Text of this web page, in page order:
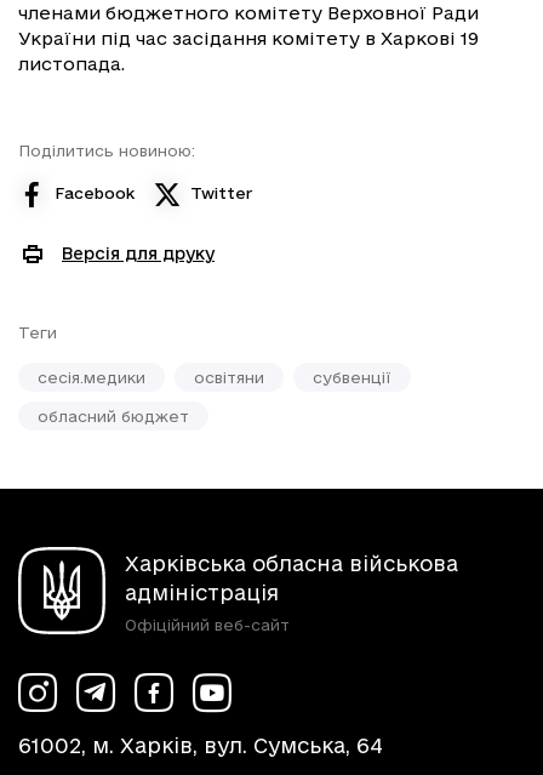
членами бюджетного комітету Верховної Ради
України під час засідання комітету в Харкові 19
листопада.
Поділитись новиною:
Facebook Twitter
Версія для друку
Теги
сесія.медики освітяни субвенції
обласний бюджет
Харківська обласна військова
адміністрація
Офіційний веб-сайт
61002, м. Харків, вул. Сумська, 64